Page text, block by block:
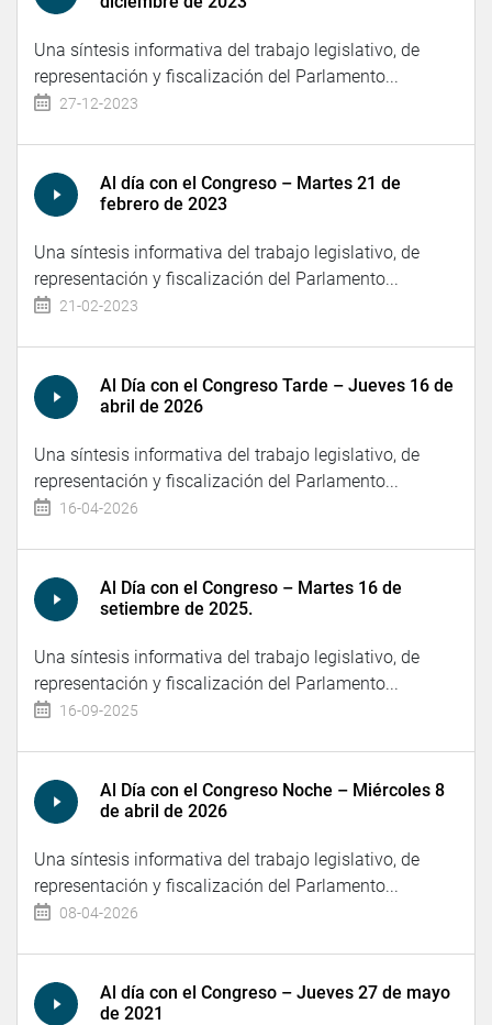
Una síntesis informativa del trabajo legislativo, de
representación y fiscalización del Parlamento...
27-12-2023
Al día con el Congreso – Martes 21 de
febrero de 2023
Una síntesis informativa del trabajo legislativo, de
representación y fiscalización del Parlamento...
21-02-2023
Al Día con el Congreso Tarde – Jueves 16 de
abril de 2026
Una síntesis informativa del trabajo legislativo, de
representación y fiscalización del Parlamento...
16-04-2026
Al Día con el Congreso – Martes 16 de
setiembre de 2025.
Una síntesis informativa del trabajo legislativo, de
representación y fiscalización del Parlamento...
16-09-2025
Al Día con el Congreso Noche – Miércoles 8
de abril de 2026
Una síntesis informativa del trabajo legislativo, de
representación y fiscalización del Parlamento...
08-04-2026
Al día con el Congreso – Jueves 27 de mayo
de 2021